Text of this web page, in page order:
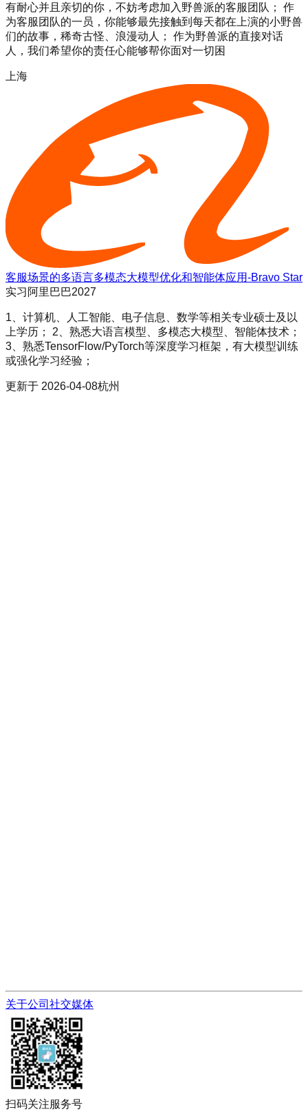
有耐心并且亲切的你，不妨考虑加入野兽派的客服团队； 作
为客服团队的一员，你能够最先接触到每天都在上演的小野兽
们的故事，稀奇古怪、浪漫动人； 作为野兽派的直接对话
人，我们希望你的责任心能够帮你面对一切困
上海
客服场景的多语言多模态大模型优化和智能体应用-Bravo Star
实习 阿里巴巴2027
1、计算机、人工智能、电子信息、数学等相关专业硕士及以
上学历； 2、熟悉大语言模型、多模态大模型、智能体技术；
3、熟悉TensorFlow/PyTorch等深度学习框架，有大模型训练
或强化学习经验；
更新于 2026-04-08杭州
关于公司 社交媒体
扫码关注服务号